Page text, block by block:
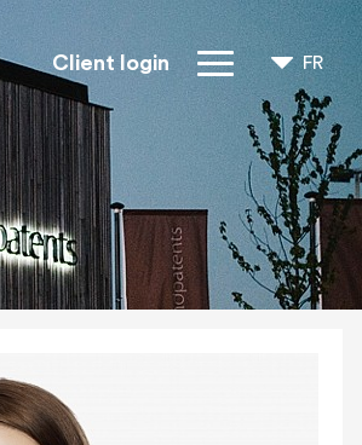
Client login
Droits IP
À propos de
nous
Blogs
FAQ
FR
NL
EN